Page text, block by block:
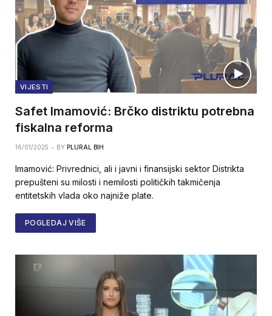
VIJESTI
Safet Imamović: Brčko distriktu potrebna
fiskalna reforma
16/01/2025 BY PLURAL BIH
Imamović: Privrednici, ali i javni i finansijski sektor Distrikta
prepušteni su milosti i nemilosti političkih takmičenja
entitetskih vlada oko najniže plate.
POGLEDAJ VIŠE